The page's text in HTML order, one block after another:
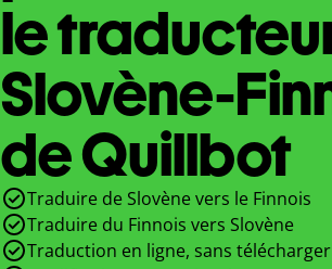
le
Slovène-
de Quillbot
Traduire de Slovène vers le Finnois
Traduire du Finnois vers Slovène
Traduction en ligne, sans